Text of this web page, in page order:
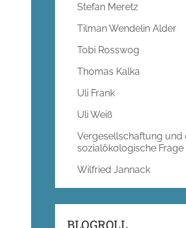
Stefan Meretz
Tilman Wendelin Alder
Tobi Rosswog
Thomas Kalka
Uli Frank
Uli Weiß
Vergesellschaftung und
sozialökologische Frage
Wilfried Jannack
BLOGROLL